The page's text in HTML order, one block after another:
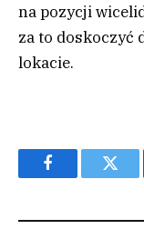
na pozycji
za to doskoczyć
lokacie.
Facebook